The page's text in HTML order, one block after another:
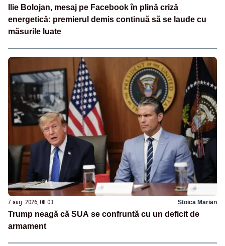
Ilie Bolojan, mesaj pe Facebook în plină criză
energetică: premierul demis continuă să se laude cu
măsurile luate
7 aug. 2026, 08:03 Stoica Marian
Trump neagă că SUA se confruntă cu un deficit de
armament